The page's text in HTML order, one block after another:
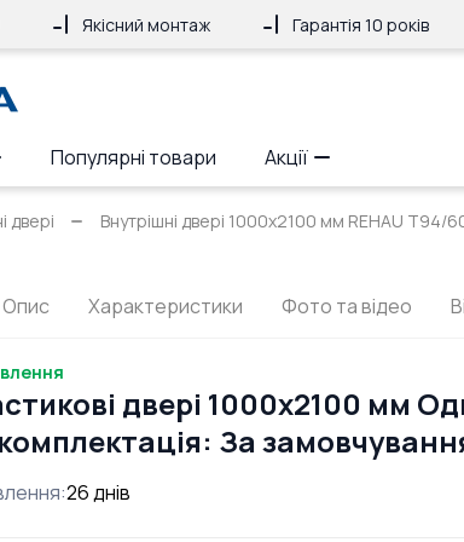
Якісний монтаж Гарантія 10 років
Популярні товари Акції
двері Внутрішні двері 1000x2100 мм REHAU Т94/
Опис Характеристики Фото та відео
двері 1000x2100 мм
За
:26днів